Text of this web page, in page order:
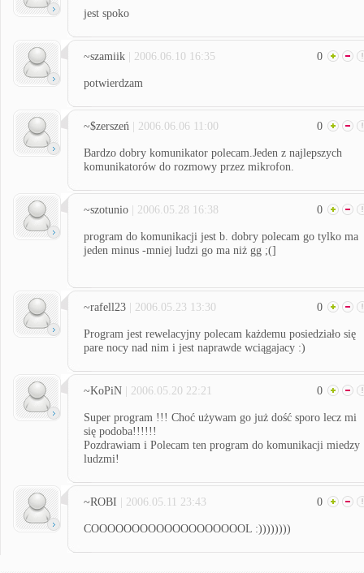
jest spoko
~szamiik | 2006.06.10 16:35 0
potwierdzam
~$zerszeń | 2006.06.06 11:00 0
Bardzo dobry komunikator polecam.Jeden z najlepszych
komunikatorów do rozmowy przez mikrofon.
~szotunio | 2006.05.28 16:38 0
program do komunikacji jest b. dobry polecam go tylko ma
jeden minus -mniej ludzi go ma niż gg ;(]
~rafell23 | 2006.05.23 13:30 0
Program jest rewelacyjny polecam każdemu posiedziało się
pare nocy nad nim i jest naprawde wciągajacy :)
~KoPiN | 2006.05.20 22:21 0
Super program !!! Choć używam go już dość sporo lecz mi
się podoba!!!!!!
Pozdrawiam i Polecam ten program do komunikacji miedzy
ludzmi!
~ROBI | 2006.05.11 23:43 0
COOOOOOOOOOOOOOOOOOOL :))))))))